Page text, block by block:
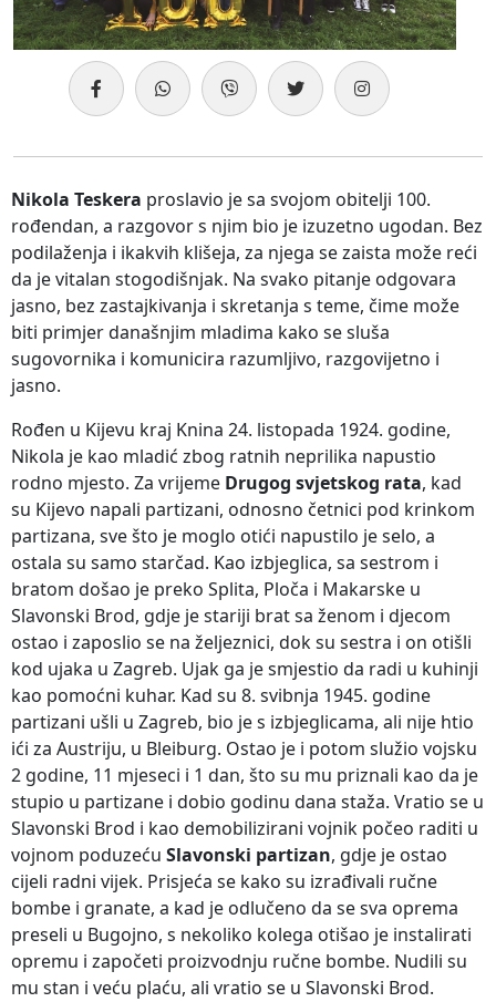
Nikola Teskera proslavio je sa svojom obitelji 100.
rođendan, a razgovor s njim bio je izuzetno ugodan. Bez
podilaženja i ikakvih klišeja, za njega se zaista može reći
da je vitalan stogodišnjak. Na svako pitanje odgovara
jasno, bez zastajkivanja i skretanja s teme, čime može
biti primjer današnjim mladima kako se sluša
sugovornika i komunicira razumljivo, razgovijetno i
jasno.
Rođen u Kijevu kraj Knina 24. listopada 1924. godine,
Nikola je kao mladić zbog ratnih neprilika napustio
rodno mjesto. Za vrijeme Drugog svjetskog rata, kad
su Kijevo napali partizani, odnosno četnici pod krinkom
partizana, sve što je moglo otići napustilo je selo, a
ostala su samo starčad. Kao izbjeglica, sa sestrom i
bratom došao je preko Splita, Ploča i Makarske u
Slavonski Brod, gdje je stariji brat sa ženom i djecom
ostao i zaposlio se na željeznici, dok su sestra i on otišli
kod ujaka u Zagreb. Ujak ga je smjestio da radi u kuhinji
kao pomoćni kuhar. Kad su 8. svibnja 1945. godine
partizani ušli u Zagreb, bio je s izbjeglicama, ali nije htio
ići za Austriju, u Bleiburg. Ostao je i potom služio vojsku
2 godine, 11 mjeseci i 1 dan, što su mu priznali kao da je
stupio u partizane i dobio godinu dana staža. Vratio se u
Slavonski Brod i kao demobilizirani vojnik počeo raditi u
vojnom poduzeću Slavonski partizan, gdje je ostao
cijeli radni vijek. Prisjeća se kako su izrađivali ručne
bombe i granate, a kad je odlučeno da se sva oprema
preseli u Bugojno, s nekoliko kolega otišao je instalirati
opremu i započeti proizvodnju ručne bombe. Nudili su
mu stan i veću plaću, ali vratio se u Slavonski Brod.